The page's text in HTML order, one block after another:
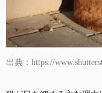
出典：https://